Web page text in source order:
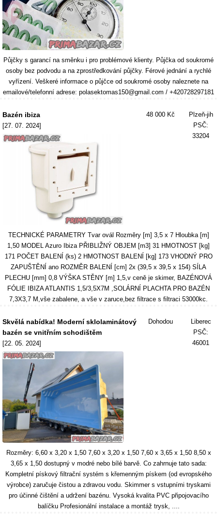
Půjčky s garancí na směnku i pro problémové klienty. Půjčka od soukromé
osoby bez podvodu a na zprostředkování půjčky. Férové ​​jednání a rychlé
vyřízení. Veškeré informace o půjčce od soukromé osoby naleznete na
emailové/telefonní adrese: polasektomas150@gmail.com / +420728297181
Bazén ibiza
[27. 07. 2024]
48 000 Kč
Plzeň-jih
PSČ:
33204
TECHNICKÉ PARAMETRY Tvar ovál Rozměry [m] 3,5 x 7 Hloubka [m]
1,50 MODEL Azuro Ibiza PŘIBLIŽNÝ OBJEM [m3] 31 HMOTNOST [kg]
171 POČET BALENÍ (ks) 2 HMOTNOST BALENÍ [kg] 173 VHODNÝ PRO
ZAPUŠTĚNÍ ano ROZMĚR BALENÍ [cm] 2x (39,5 x 39,5 x 154) SÍLA
PLECHU [mm] 0,8 VÝŠKA STĚNY [m] 1,5,v ceně je skimer, BAZÉNOVÁ
FÓLIE IBIZA ATLANTIS 1,5/3,5X7M ,SOLÁRNÍ PLACHTA PRO BAZÉN
7,3X3,7 M,vše zabalene, a vše v zaruce,bez filtrace s filtraci 53000kc.
Skvělá nabídka! Moderní sklolaminátový
bazén se vnitřním schodištěm
[22. 05. 2024]
Dohodou
Liberec
PSČ:
46001
Rozměry: 6,60 x 3,20 x 1,50 7,60 x 3,20 x 1,50 7,60 x 3,65 x 1,50 8,50 x
3,65 x 1,50 dostupný v modré nebo bílé barvě. Co zahrnuje tato sada:
Kompletní pískový filtrační systém s křemenným pískem (od evropského
výrobce) zaručuje čistou a zdravou vodu. Skimmer s vstupními tryskami
pro účinné čištění a udržení bazénu. Vysoká kvalita PVC připojovacího
balíčku Profesionální instalace a montáž trysk, ....